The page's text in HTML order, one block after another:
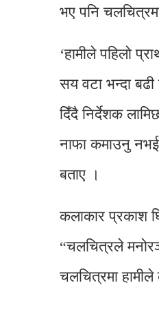
भए पनि
‘हामीले पहिलो
सय वटा भन्दा
दिँदै निर्देशक
नाफा कमाउनु
बताए ।
कलाकार प्रकाश
“चलचित्रले
चलचित्रमा